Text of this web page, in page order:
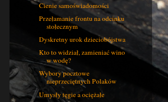
Cienie samoświadomości
Przełamanie frontu na odcinku
stołecznym
Dyskretny urok dzieciobójstwa
Kto to widział, zamieniać wino
w wodę?
Wybory pocztowe
nieprzeciętnych Polaków
Umysły tęgie a ociężałe